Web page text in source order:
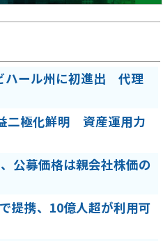
ハール州に初進出 代理
二極化鮮明 資産運用力
公募価格は親会社株価の
提携、10億人超が利用可